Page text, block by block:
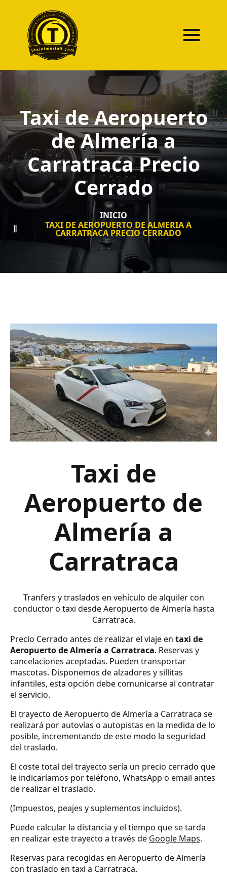
Taxi de Aeropuerto
de Almería a
Carratraca Precio
Cerrado
INICIO
TAXI DE AEROPUERTO DE ALMERÍA A
CARRATRACA PRECIO CERRADO
Taxi de
Aeropuerto de
Almería a
Carratraca
Tranfers y traslados en vehículo de alquiler con
conductor o taxi desde Aeropuerto de Almería hasta
Carratraca.
Precio Cerrado antes de realizar el viaje en taxi de
Aeropuerto de Almería a Carratraca. Reservas y
cancelaciones aceptadas. Pueden transportar
mascotas. Disponemos de alzadores y sillitas
infantiles, esta opción debe comunicarse al contratar
el servicio.
El trayecto de Aeropuerto de Almería a Carratraca se
realizará por autovías o autopistas en la medida de lo
posible, incrementando de este modo la seguridad
del traslado.
El coste total del trayecto sería un precio cerrado que
le indicaríamos por teléfono, WhatsApp o email antes
de realizar el traslado.
(Impuestos, peajes y suplementos incluidos).
Puede calcular la distancia y el tiempo que se tarda
en realizar este trayecto a través de Google Maps.
Reservas para recogidas en Aeropuerto de Almería
con traslado en taxi a Carratraca.